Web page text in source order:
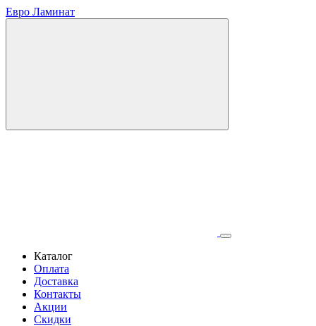
Евро Ламинат
Каталог
Оплата
Доставка
Контакты
Акции
Скидки